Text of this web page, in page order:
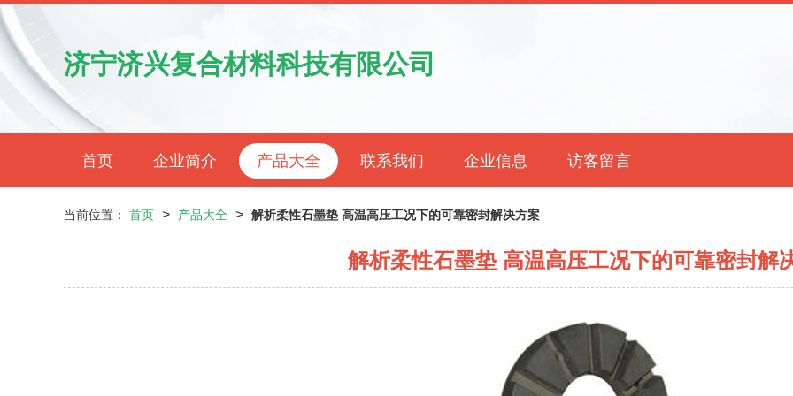
济宁济兴复合材料科技有限公司
首页 企业简介 产品大全 联系我们 企业信息 访客留言
当前位置： 首页 > 产品大全 > 解析柔性石墨垫 高温高压工况下的可靠密封解决方案
解析柔性石墨垫 高温高压工况下的可靠密封解